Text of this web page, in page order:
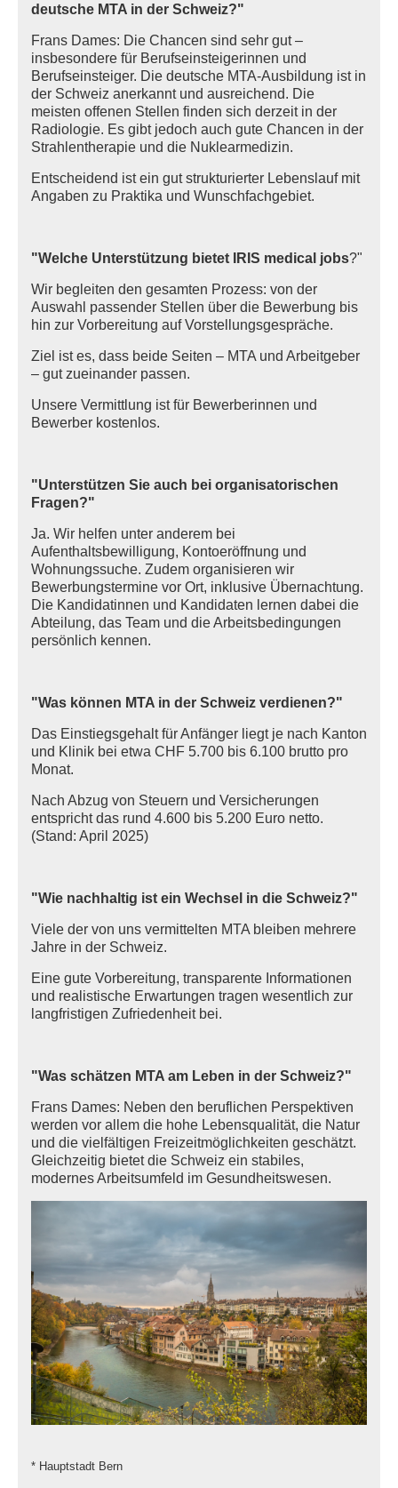
deutsche MTA in der Schweiz?"
Frans Dames: Die Chancen sind sehr gut –
insbesondere für Berufseinsteigerinnen und
Berufseinsteiger. Die deutsche MTA-Ausbildung ist in
der Schweiz anerkannt und ausreichend. Die
meisten offenen Stellen finden sich derzeit in der
Radiologie. Es gibt jedoch auch gute Chancen in der
Strahlentherapie und die Nuklearmedizin.
Entscheidend ist ein gut strukturierter Lebenslauf mit
Angaben zu Praktika und Wunschfachgebiet.
"Welche Unterstützung bietet IRIS medical jobs?"
Wir begleiten den gesamten Prozess: von der
Auswahl passender Stellen über die Bewerbung bis
hin zur Vorbereitung auf Vorstellungsgespräche.
Ziel ist es, dass beide Seiten – MTA und Arbeitgeber
– gut zueinander passen.
Unsere Vermittlung ist für Bewerberinnen und
Bewerber kostenlos.
"Unterstützen Sie auch bei organisatorischen
Fragen?"
Ja. Wir helfen unter anderem bei
Aufenthaltsbewilligung, Kontoeröffnung und
Wohnungssuche. Zudem organisieren wir
Bewerbungstermine vor Ort, inklusive Übernachtung.
Die Kandidatinnen und Kandidaten lernen dabei die
Abteilung, das Team und die Arbeitsbedingungen
persönlich kennen.
"Was können MTA in der Schweiz verdienen?"
Das Einstiegsgehalt für Anfänger liegt je nach Kanton
und Klinik bei etwa CHF 5.700 bis 6.100 brutto pro
Monat.
Nach Abzug von Steuern und Versicherungen
entspricht das rund 4.600 bis 5.200 Euro netto.
(Stand: April 2025)
"Wie nachhaltig ist ein Wechsel in die Schweiz?"
Viele der von uns vermittelten MTA bleiben mehrere
Jahre in der Schweiz.
Eine gute Vorbereitung, transparente Informationen
und realistische Erwartungen tragen wesentlich zur
langfristigen Zufriedenheit bei.
"Was schätzen MTA am Leben in der Schweiz?"
Frans Dames: Neben den beruflichen Perspektiven
werden vor allem die hohe Lebensqualität, die Natur
und die vielfältigen Freizeitmöglichkeiten geschätzt.
Gleichzeitig bietet die Schweiz ein stabiles,
modernes Arbeitsumfeld im Gesundheitswesen.
* Hauptstadt Bern